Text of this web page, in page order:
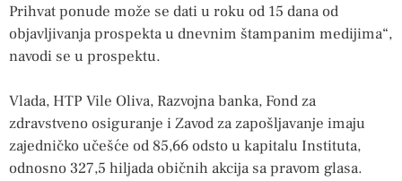
Prihvat ponude može se dati u roku od 15 dana od
objavljivanja prospekta u dnevnim štampanim medijima“,
navodi se u prospektu.
Vlada, HTP Vile Oliva, Razvojna banka, Fond za
zdravstveno osiguranje i Zavod za zapošljavanje imaju
zajedničko učešće od 85,66 odsto u kapitalu Instituta,
odnosno 327,5 hiljada običnih akcija sa pravom glasa.